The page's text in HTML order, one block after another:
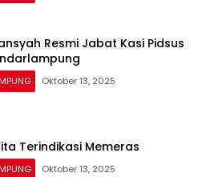
Resmi Jabat Kasi Pidsus
Oktober 13, 2025
Terindikasi Memeras
Oktober 13, 2025